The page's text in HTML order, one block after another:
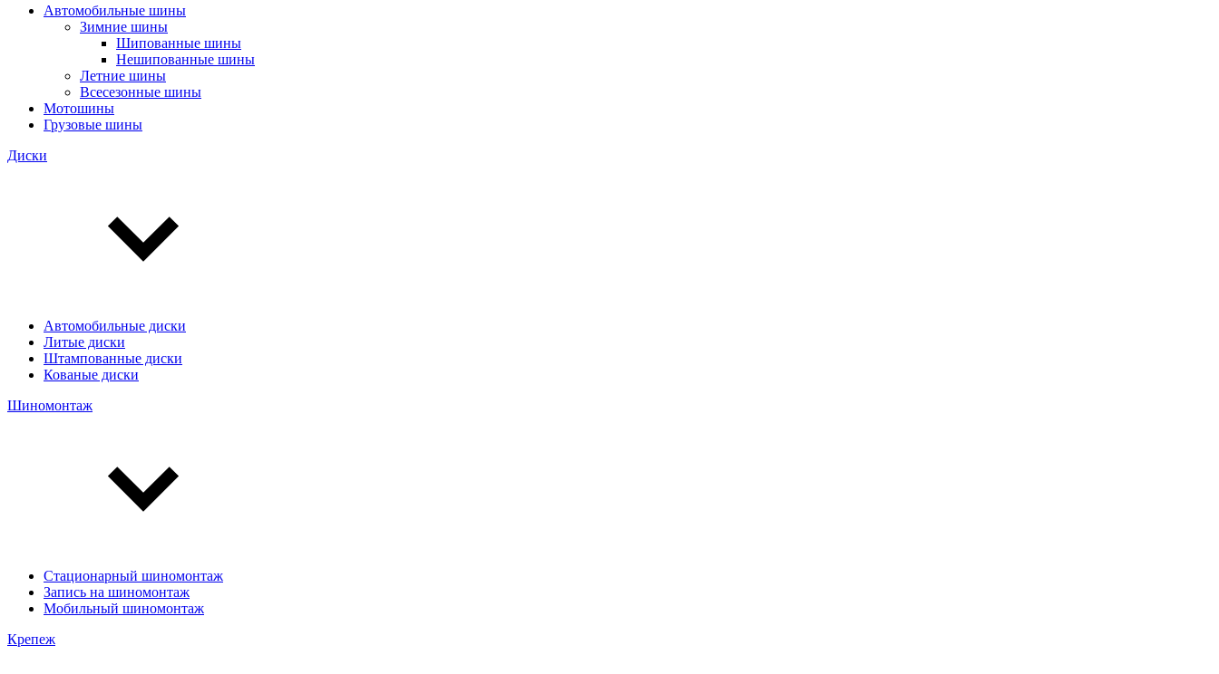
Автомобильные шины
Зимние шины
Шипованные шины
Нешипованные шины
Летние шины
Всесезонные шины
Мотошины
Грузовые шины
Диски
Автомобильные диски
Литые диски
Штампованные диски
Кованые диски
Шиномонтаж
Стационарный шиномонтаж
Запись на шиномонтаж
Мобильный шиномонтаж
Крепеж